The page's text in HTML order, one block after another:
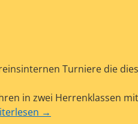
Turniere die
in zwei Herrenklassen
→